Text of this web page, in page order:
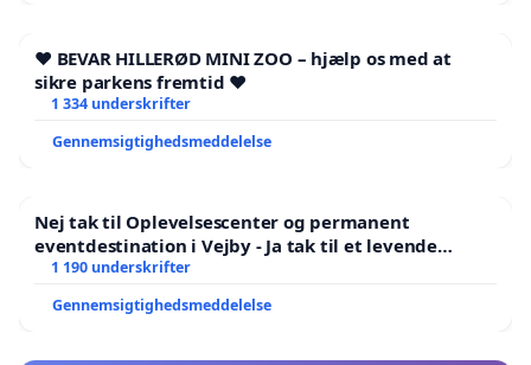
❤️ BEVAR HILLERØD MINI ZOO – hjælp os med at
sikre parkens fremtid ❤️
1 334 underskrifter
Gennemsigtighedsmeddelelse
Nej tak til Oplevelsescenter og permanent
eventdestination i Vejby - Ja tak til et levende
lokalområde i balance
1 190 underskrifter
Gennemsigtighedsmeddelelse